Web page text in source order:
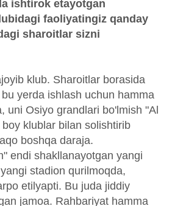
ishtirok etayotgan
faoliyatingiz qanday
sharoitlar sizni
klub. Sharoitlar borasida
yerda ishlash uchun hamma
uni Osiyo grandlari bo'lmish "Al
klublar bilan solishtirib
boshqa daraja.
endi shakllanayotgan yangi
stadion qurilmoqda,
etilyapti. Bu juda jiddiy
jamoa. Rahbariyat hamma